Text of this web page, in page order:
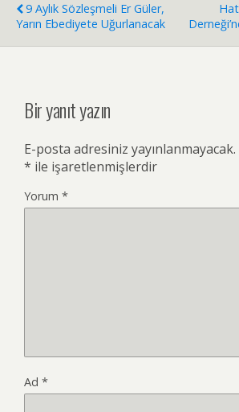
9 Aylık Sözleşmeli Er Güler,
Yarın Ebediyete Uğurlanacak
Bir yanıt yazın
E-posta adresiniz yayınlanmayacak.
* ile işaretlenmişlerdir
Yorum *
Ad *